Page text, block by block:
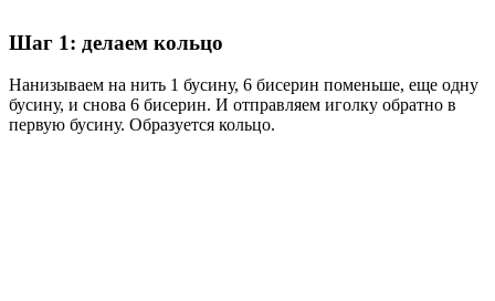
Шаг 1: делаем кольцо
Нанизываем на нить 1 бусину, 6 бисерин поменьше, еще одну
бусину, и снова 6 бисерин. И отправляем иголку обратно в
первую бусину. Образуется кольцо.